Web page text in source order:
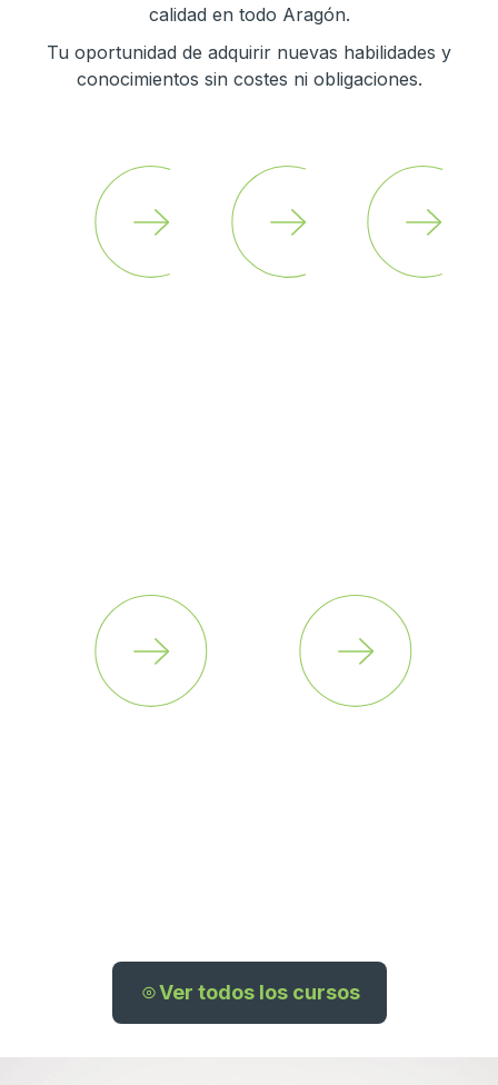
calidad en todo Aragón.
Tu oportunidad de adquirir nuevas habilidades y
conocimientos sin costes ni obligaciones.
Ver todos los cursos